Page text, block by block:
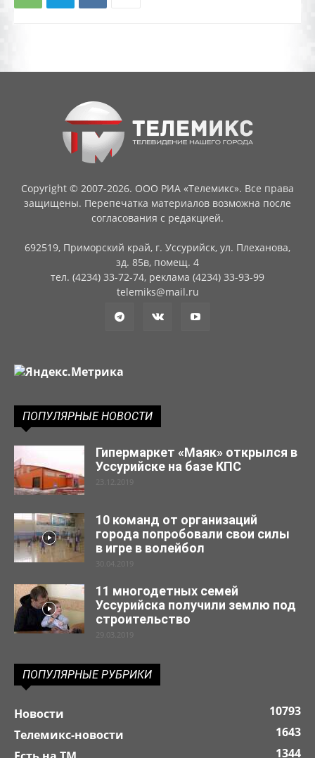
Copyright © 2007-2026. ООО РИА «Телемикс». Все права
защищены. Перепечатка материалов возможна после
согласования с редакцией.
692519, Приморский край, г. Уссурийск, ул. Плеханова,
зд. 85в, помещ. 4
тел. (4234) 33-72-74, реклама (4234) 33-93-99
telemiks@mail.ru
ПОПУЛЯРНЫЕ НОВОСТИ
Гипермаркет «Маяк» открылся в
Уссурийске на базе КПС
23.12.2019
10 команд от организаций
города попробовали свои силы
в игре в волейбол
30.04.2019
11 многодетных семей
Уссурийска получили землю под
строительство
29.03.2019
ПОПУЛЯРНЫЕ РУБРИКИ
Новости
10793
Телемикс-новости
1643
1344